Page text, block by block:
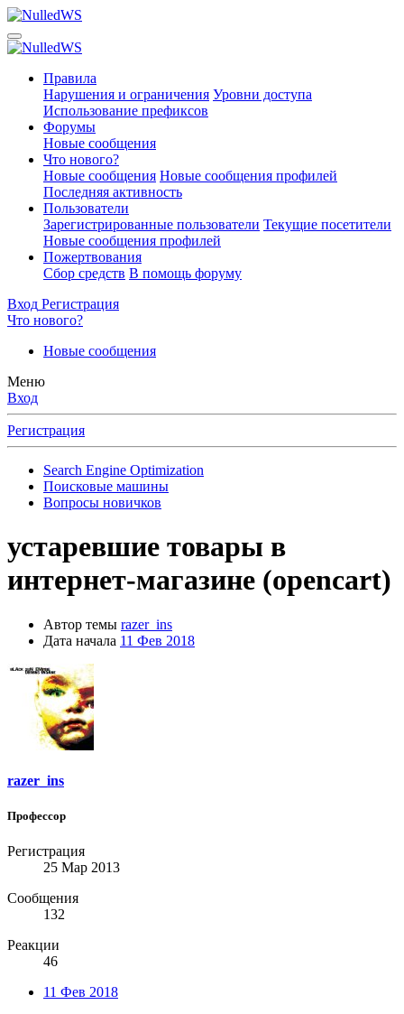
Правила
Нарушения и ограничения Уровни доступа
Использование префиксов
Форумы
Новые сообщения
Что нового?
Новые сообщения Новые сообщения профилей
Последняя активность
Пользователи
Зарегистрированные пользователи Текущие посетители
Новые сообщения профилей
Пожертвования
Сбор средств В помощь форуму
Вход Регистрация
Что нового?
Новые сообщения
Меню
Вход
Регистрация
Search Engine Optimization
Поисковые машины
Вопросы новичков
устаревшие товары в
интернет-магазине (opencart)
Автор темы razer_ins
Дата начала 11 Фев 2018
razer_ins
Профессор
Регистрация
25 Мар 2013
Сообщения
132
Реакции
46
11 Фев 2018